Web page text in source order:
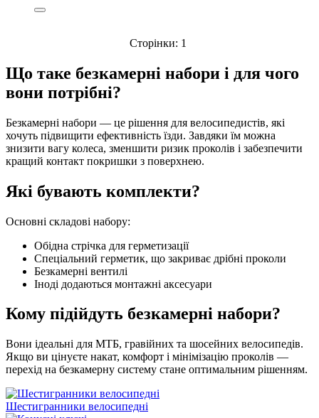
Сторінки: 1
Що таке безкамерні набори і для чого
вони потрібні?
Безкамерні набори — це рішення для велосипедистів, які
хочуть підвищити ефективність їзди. Завдяки їм можна
знизити вагу колеса, зменшити ризик проколів і забезпечити
кращий контакт покришки з поверхнею.
Які бувають комплекти?
Основні складові набору:
Обідна стрічка для герметизації
Спеціальний герметик, що закриває дрібні проколи
Безкамерні вентилі
Іноді додаються монтажні аксесуари
Кому підійдуть безкамерні набори?
Вони ідеальні для МТБ, гравійних та шосейних велосипедів.
Якщо ви цінуєте накат, комфорт і мінімізацію проколів —
перехід на безкамерну систему стане оптимальним рішенням.
Шестигранники велосипедні